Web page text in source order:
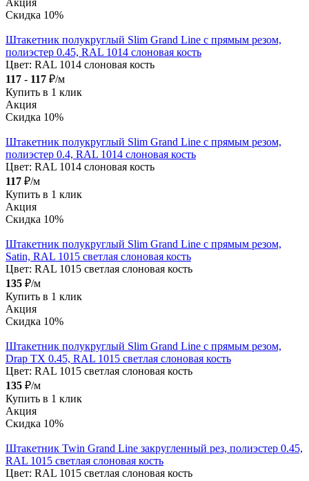
Акция
Скидка 10%
Штакетник полукруглый Slim Grand Line с прямым резом,
полиэстер 0.45, RAL 1014 слоновая кость
Цвет: RAL 1014 слоновая кость
117 - 117 ₽/м
Купить в 1 клик
Акция
Скидка 10%
Штакетник полукруглый Slim Grand Line с прямым резом,
полиэстер 0.4, RAL 1014 слоновая кость
Цвет: RAL 1014 слоновая кость
117 ₽/м
Купить в 1 клик
Акция
Скидка 10%
Штакетник полукруглый Slim Grand Line с прямым резом,
Satin, RAL 1015 светлая слоновая кость
Цвет: RAL 1015 светлая слоновая кость
135 ₽/м
Купить в 1 клик
Акция
Скидка 10%
Штакетник полукруглый Slim Grand Line с прямым резом,
Drap TX 0.45, RAL 1015 светлая слоновая кость
Цвет: RAL 1015 светлая слоновая кость
135 ₽/м
Купить в 1 клик
Акция
Скидка 10%
Штакетник Twin Grand Line закругленный рез, полиэстер 0.45,
RAL 1015 светлая слоновая кость
Цвет: RAL 1015 светлая слоновая кость